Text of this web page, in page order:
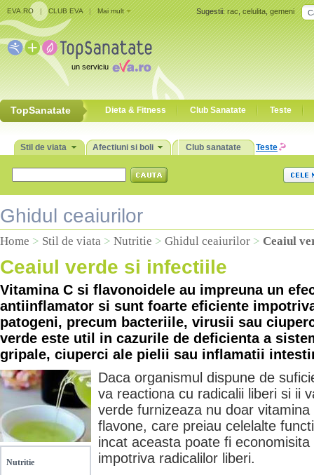
Sugestii: rac,celulita,gemeni
EVA.RO | CLUB EVA | Mai mult
un serviciu
TopSanatate Dieta & Fitness Club Sanatate Teste
Stil de viata Afectiuni si boli Club sanatate Teste
Ghidul ceaiurilor
Home > Stil de viata > Nutritie > Ghidul ceaiurilor > Ceaiul
Ceaiul verde si infectiile
Vitamina C si flavonoidele au impreuna un
antiinflamator si sunt foarte eficiente
patogeni, precum bacteriile, virusii sau
verde este util in cazurile de deficienta a
gripale, ciuperci ale pielii sau inflamatii
Nutritie
Daca organismul dispune de
va reactiona cu radicalii liberi si ii
verde furnizeaza nu doar
flavone, care preiau celelalte
incat aceasta poate fi
impotriva radicalilor liberi.